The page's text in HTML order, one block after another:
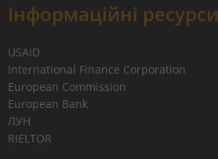
Інформаційні ресурси
USAID
International Finance Corporation
European Commission
European Bank
ЛУН
RIELTOR